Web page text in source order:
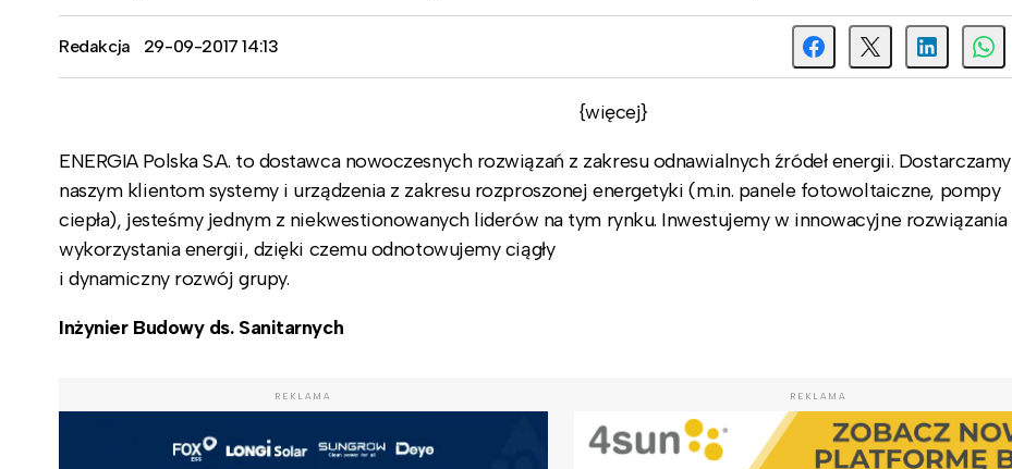
Redakcja 29-09-2017 14:13
{więcej}
ENERGIA Polska S.A. to dostawca nowoczesnych rozwiązań z zakresu odnawialnych źródeł energii. Dostarczamy
naszym klientom systemy i urządzenia z zakresu rozproszonej energetyki (m.in. panele fotowoltaiczne, pompy
ciepła), jesteśmy jednym z niekwestionowanych liderów na tym rynku. Inwestujemy w innowacyjne rozwiązania
wykorzystania energii, dzięki czemu odnotowujemy ciągły
i dynamiczny rozwój grupy.
Inżynier Budowy ds. Sanitarnych
REKLAMA REKLAMA